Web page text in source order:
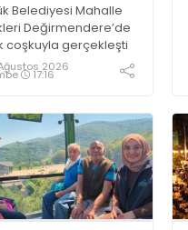
Belediyesi Mahalle
Değirmendere’de
coşkuyla gerçekleşti
2026
17:16